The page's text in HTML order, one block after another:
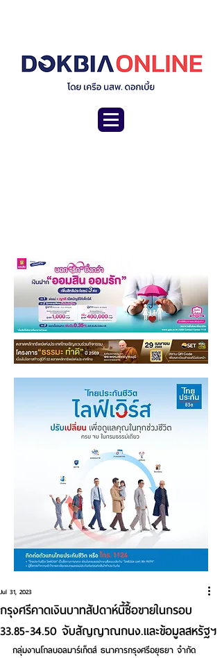
กรุงศรีคาดเงินบาทสัปดาห์นี้ซื้อขายในกรอบ
33.85-34.50 จับสัญญาณกนง.และข้อมูลสหรัฐฯ
Jul 31, 2023
กลุ่มงานโกลบอลมาร์เก็ตส์ ธนาคารกรุงศรีอยุธยา จำกัด